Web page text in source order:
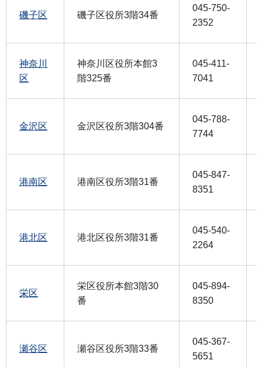
磯子区 磯子区役所3階34番
045-750-
2352
神奈川
区
神奈川区役所本館3
階325番
045-411-
7041
金沢区 金沢区役所3階304番
045-788-
7744
港南区 港南区役所3階31番
045-847-
8351
港北区 港北区役所3階31番
045-540-
2264
栄区
栄区役所本館3階30
番
045-894-
8350
瀬谷区 瀬谷区役所3階33番
045-367-
5651